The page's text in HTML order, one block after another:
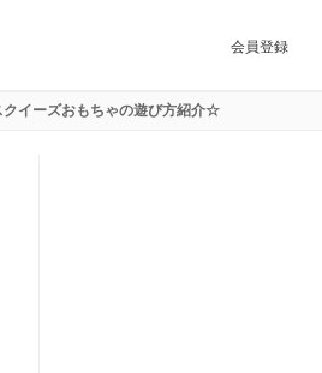
会員登録
クイーズおもちゃの遊び方紹介☆